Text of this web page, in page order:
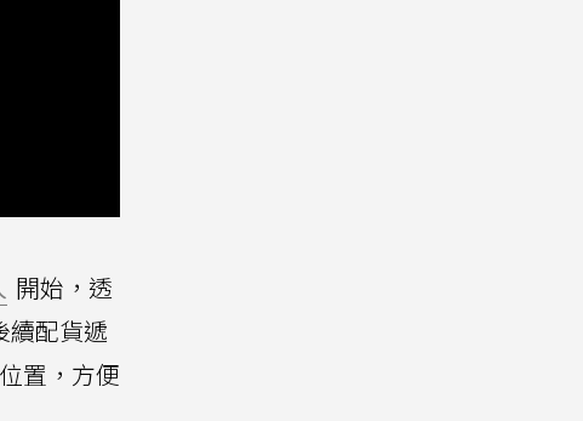
開始，透
續配貨遞
置，方便